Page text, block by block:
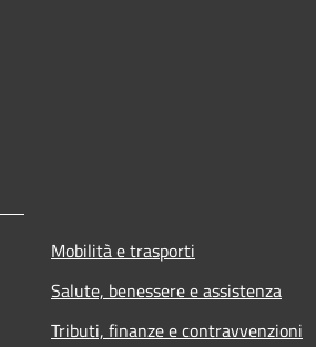
Mobilità e trasporti
Salute, benessere e assistenza
Tributi, finanze e contravvenzioni